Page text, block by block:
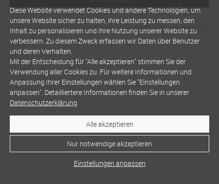
Diese Website verwendet Cookies und andere Technologien, um
unsere Website sicher zu halten, ihre Leistung zu messen, den
Inhalt zu personalisieren und Ihre Nutzung unserer Website zu
verbessern. Zu diesem Zweck erfassen wir Daten über Benutzer
und deren Verhalten.
Mit der Entscheidung für "Alle akzeptieren" stimmen Sie der
Verwendung aller Cookies zu. Für weitere Informationen und
Anpassung Ihrer Einstellungen wählen Sie "Einstellungen
anpassen". Detailliertere Informationen finden Sie in unserer
Datenschutzerklärung.
Alle akzeptieren
Nur notwendige akzeptieren
Einstellungen anpassen